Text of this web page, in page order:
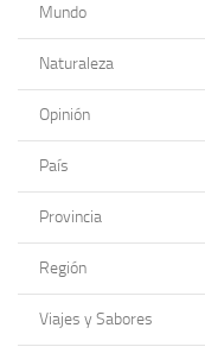
Mundo
Naturaleza
Opinión
País
Provincia
Región
Viajes y Sabores